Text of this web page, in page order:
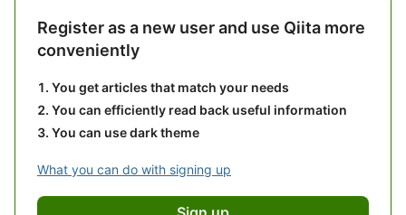
Register as a new user and use Qiita more
conveniently
You get articles that match your needs
You can efficiently read back useful information
You can use dark theme
What you can do with signing up